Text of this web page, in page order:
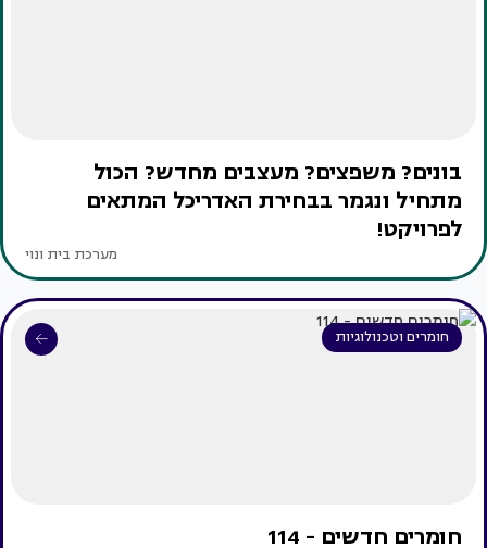
בונים? משפצים? מעצבים מחדש? הכול
מתחיל ונגמר בבחירת האדריכל המתאים
לפרויקט!
מערכת בית ונוי
חומרים וטכנולוגיות
חומרים חדשים - 114